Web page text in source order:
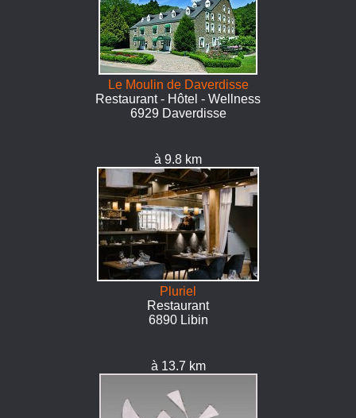
Le Moulin de Daverdisse
Restaurant - Hôtel - Wellness
6929 Daverdisse
à 9.8 km
Pluriel
Restaurant
6890 Libin
à 13.7 km